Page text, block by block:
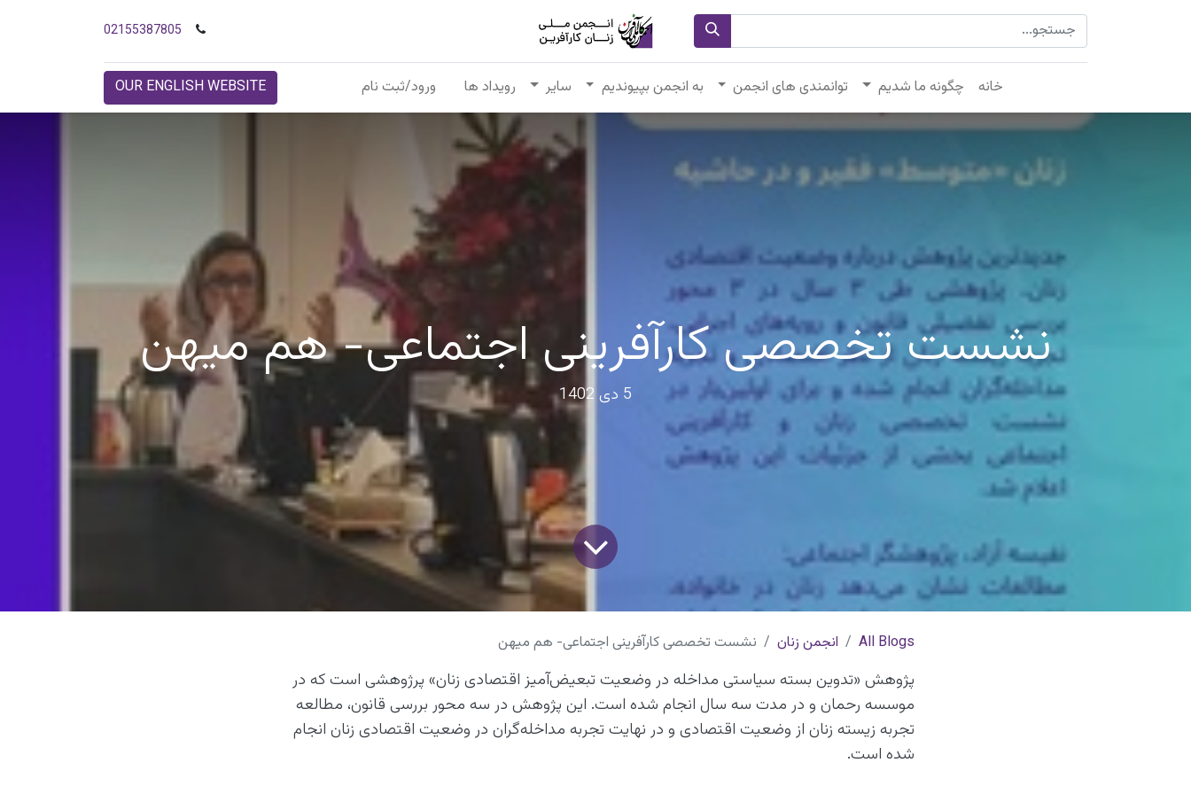
02155387805
خانه چگونه ما شدیم توانمندی های انجمن به انجمن بپیوندیم سایر رویداد ها ورود/ثبت نام OUR ENGLISH WEBSITE
نشست تخصصی کارآفرینی اجتماعی- هم میهن
5 دی 1402
All Blogs انجمن زنان نشست تخصصی کارآفرینی اجتماعی- هم میهن
پژوهش «تدوین بسته سیاستی مداخله در وضعیت تبعیض‌آمیز اقتصادی زنان» پرژوهشی است که در
موسسه رحمان و در مدت سه سال انجام شده است. این پژوهش در سه محور بررسی قانون، مطالعه
تجربه زیسته زنان از وضعیت اقتصادی و در نهایت تجربه مداخله‌گران در وضعیت اقتصادی زنان انجام
شده است.